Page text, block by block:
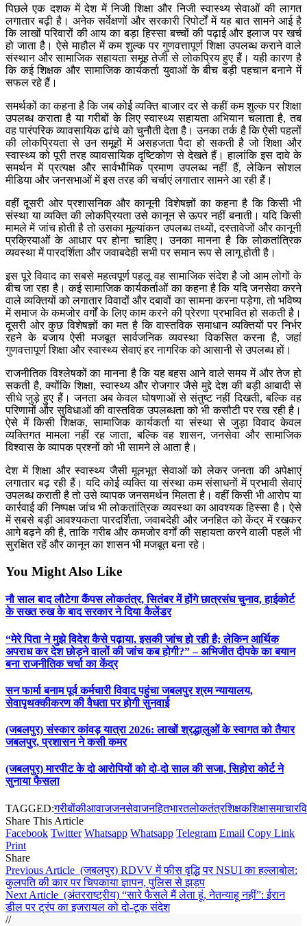
पिछले एक दशक में देश में निजी शिक्षा और निजी स्वास्थ्य सेवाओं की लागत
लगातार बढ़ी है। अनेक सर्वेक्षणों और सरकारी रिपोर्टों में यह बात सामने आई है
कि लाखों परिवारों की आय का बड़ा हिस्सा बच्चों की पढ़ाई और इलाज पर खर्च
हो जाता है। ऐसे माहौल में कम शुल्क पर गुणवत्तापूर्ण शिक्षा उपलब्ध कराने वाले
संस्थान और सामाजिक सहायता समूह तेजी से लोकप्रिय हुए हैं। यही कारण है
कि कई शिक्षक और सामाजिक कार्यकर्ता युवाओं के बीच बड़ी पहचान बनाने में
सफल रहे हैं।
समर्थकों का कहना है कि जब कोई व्यक्ति बाजार दर से कहीं कम शुल्क पर शिक्षा
उपलब्ध कराता है या गरीबों के लिए स्वास्थ्य सहायता अभियान चलाता है, तब
वह पारंपरिक व्यावसायिक ढांचे को चुनौती देता है। उनका तर्क है कि ऐसी पहलों
की लोकप्रियता से उन समूहों में असहजता पैदा हो सकती है जो शिक्षा और
स्वास्थ्य को पूरी तरह व्यावसायिक दृष्टिकोण से देखते हैं। हालांकि इस दावे के
समर्थन में प्रत्यक्ष और सार्वभौमिक प्रमाण उपलब्ध नहीं हैं, लेकिन सोशल
मीडिया और जनसभाओं में इस तरह की चर्चाएं लगातार सामने आ रही हैं।
वहीं दूसरी ओर प्रशासनिक और कानूनी विशेषज्ञों का कहना है कि किसी भी
संस्था या व्यक्ति की लोकप्रियता उसे कानून से ऊपर नहीं बनाती। यदि किसी
मामले में जांच होती है तो उसका मूल्यांकन उपलब्ध तथ्यों, दस्तावेजों और कानूनी
प्रक्रियाओं के आधार पर होना चाहिए। उनका मानना है कि लोकतांत्रिक
व्यवस्था में पारदर्शिता और जवाबदेही सभी पर समान रूप से लागू होती है।
इस पूरे विवाद का सबसे महत्वपूर्ण पहलू वह सामाजिक संदेश है जो आम लोगों के
बीच जा रहा है। कई सामाजिक कार्यकर्ताओं का कहना है कि यदि जनसेवा करने
वाले व्यक्तियों को लगातार विवादों और दबावों का सामना करना पड़ेगा, तो भविष्य
में समाज के कमजोर वर्गों के लिए काम करने की प्रेरणा प्रभावित हो सकती है।
दूसरी ओर कुछ विशेषज्ञों का मत है कि वास्तविक समाधान व्यक्तियों पर निर्भर
रहने के बजाय ऐसी मजबूत सार्वजनिक व्यवस्था विकसित करना है, जहां
गुणवत्तापूर्ण शिक्षा और स्वास्थ्य सेवाएं हर नागरिक को आसानी से उपलब्ध हों।
राजनीतिक विश्लेषकों का मानना है कि यह बहस आने वाले समय में और तेज हो
सकती है, क्योंकि शिक्षा, स्वास्थ्य और रोजगार जैसे मुद्दे देश की बड़ी आबादी से
सीधे जुड़े हुए हैं। जनता अब केवल घोषणाओं से संतुष्ट नहीं दिखती, बल्कि वह
परिणामों और सुविधाओं की वास्तविक उपलब्धता को भी कसौटी पर रख रही है।
ऐसे में किसी शिक्षक, सामाजिक कार्यकर्ता या संस्था से जुड़ा विवाद केवल
व्यक्तिगत मामला नहीं रह जाता, बल्कि वह शासन, जनसेवा और सामाजिक
विश्वास के व्यापक प्रश्नों को भी सामने ले आता है।
देश में शिक्षा और स्वास्थ्य जैसी मूलभूत सेवाओं को लेकर जनता की अपेक्षाएं
लगातार बढ़ रही हैं। यदि कोई व्यक्ति या संस्था कम संसाधनों में प्रभावी सेवाएं
उपलब्ध कराती है तो उसे व्यापक जनसमर्थन मिलता है। वहीं किसी भी आरोप या
कार्रवाई की निष्पक्ष जांच भी लोकतांत्रिक व्यवस्था का आवश्यक हिस्सा है। ऐसे
में सबसे बड़ी आवश्यकता पारदर्शिता, जवाबदेही और जनहित को केंद्र में रखकर
आगे बढ़ने की है, ताकि गरीब और कमजोर वर्गों की सहायता करने वाली पहलें भी
सुरक्षित रहें और कानून का शासन भी मजबूत बना रहे।
You Might Also Like
नौ साल बाद लौटेगा कैंपस लोकतंत्र, सितंबर में होंगे छात्रसंघ चुनाव, हाईकोर्ट
के सख्त रुख के बाद सरकार ने दिया कैलेंडर
“मेरे पिता ने मुझे विदेश कैसे पढ़ाया, इसकी जांच हो रही है; लेकिन आर्थिक
अपराध कर देश छोड़ने वालों की जांच कब होगी?” – अभिजीत दीपके का बयान
बना राजनीतिक चर्चा का केंद्र
सन फार्मा बनाम पूर्व कर्मचारी विवाद पहुंचा जबलपुर श्रम न्यायालय,
सेवापृथक्कीकरण की वैधता पर होगी सुनवाई
(जबलपुर) संस्कार कांवड़ यात्रा 2026: लाखों श्रद्धालुओं के स्वागत को तैयार
जबलपुर, प्रशासन ने कसी कमर
(जबलपुर) मारपीट के दो आरोपियों को दो-दो साल की सजा, सिहोरा कोर्ट ने
सुनाया फैसला
TAGGED:गरीबोंकीआवाजजनसेवाजनहितभारतलोकतंत्रशिक्षकशिक्षा
Share This Article
Facebook Twitter Whatsapp Whatsapp Telegram Email Copy Link
Print
Share
Previous Article (जबलपुर) RDVV में फीस वृद्धि पर NSUI का हल्लाबोल:
कुलपति की कार पर चिपकाया ज्ञापन, पुलिस से झड़प
Next Article (अंतरराष्ट्रीय) “सारे फैसले मैं लेता हूं, नेतन्याहू नहीं”: ईरान
डील पर ट्रंप का इजरायल को दो-टूक संदेश
//